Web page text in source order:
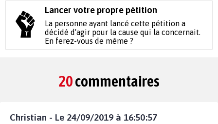
Lancer votre propre pétition
La personne ayant lancé cette pétition a
décidé d'agir pour la cause qui la concernait.
En ferez-vous de même ?
20commentaires
Christian - Le 24/09/2019 à 16:50:57